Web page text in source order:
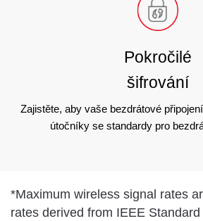
Pokročilé
šifrování
Zajistěte, aby vaše bezdrátové
útočníky se standardy pro
*Maximum wireless signal rates
rates derived from IEEE Standard